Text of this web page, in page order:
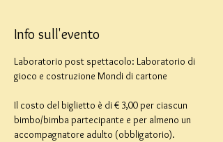
Info sull'evento
Laboratorio post spettacolo: Laboratorio di
gioco e costruzione Mondi di cartone
Il costo del biglietto è di € 3,00 per ciascun
bimbo/bimba partecipante e per almeno un
accompagnatore adulto (obbligatorio).